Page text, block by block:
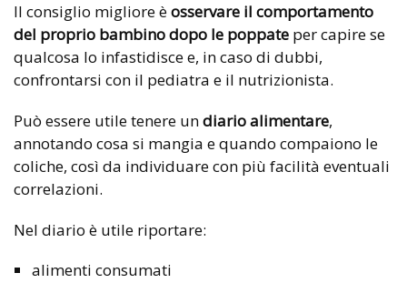
Il consiglio migliore èosservare il comportamento
del proprio bambino dopo le poppate per capire se
qualcosa lo infastidisce e, in caso di dubbi,
confrontarsi con il pediatra e il nutrizionista.
Può essere utile tenere undiario alimentare,
annotando cosa si mangia e quando compaiono le
coliche, così da individuare con più facilità eventuali
correlazioni.
Nel diario è utile riportare:
alimenti consumati